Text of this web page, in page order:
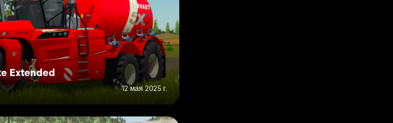
Extended
12 мая 2025 г.